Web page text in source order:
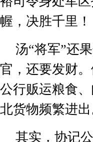
幄，决胜千里！
汤“将军”还
官，还要发财
公行贩运粮食
北货物频繁进出
其实，协记